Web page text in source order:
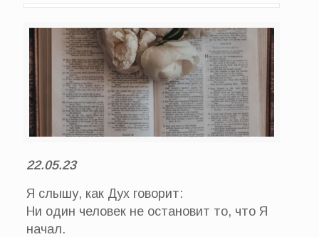
22.05.23
Я слышу, как Дух говорит:
Ни один человек не остановит то, что Я
начал.